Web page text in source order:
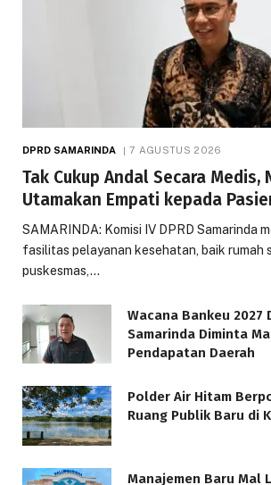
DPRD SAMARINDA 7 AGUSTUS 2026
Tak Cukup Andal Secara Medis,
Utamakan Empati kepada
SAMARINDA: Komisi IV DPRD Samarinda
fasilitas pelayanan kesehatan, baik rumah
puskesmas,…
Wacana Bankeu 2027
Samarinda Diminta
Pendapatan Daerah
Polder Air Hitam
Ruang Publik Baru di
Manajemen Baru Mal